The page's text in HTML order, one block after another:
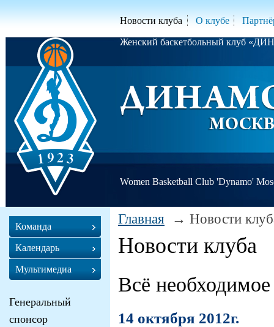
Новости клуба О клубе
Женский баскетбольный клуб
Women Basketball Club 'Dynamo'
Главная Новости
Новости клуба
Всё
14 октября 2012г.
Команда
Календарь
Мультимедиа
Генеральный
спонсор